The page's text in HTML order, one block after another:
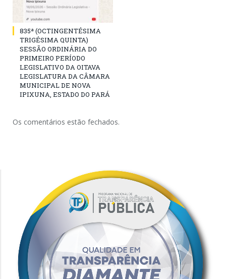
835ª (OCTINGENTÉSIMA
TRIGÉSIMA QUINTA)
SESSÃO ORDINÁRIA DO
PRIMEIRO PERÍODO
LEGISLATIVO DA OITAVA
LEGISLATURA DA CÂMARA
MUNICIPAL DE NOVA
IPIXUNA, ESTADO DO PARÁ
Os comentários estão fechados.